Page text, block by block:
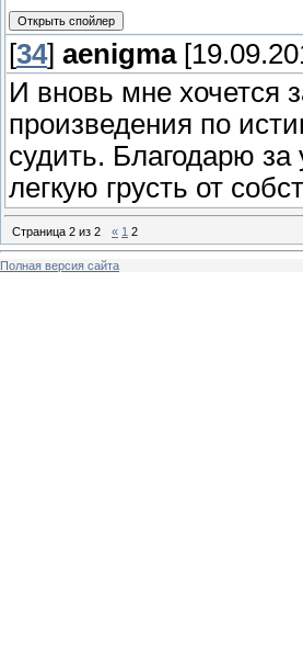
[34] aenigma
И вновь мне хочется
произведения по
судить. Благодарю
легкую грусть от
Страница 2 из 2 « 1 2
Полная версия сайта